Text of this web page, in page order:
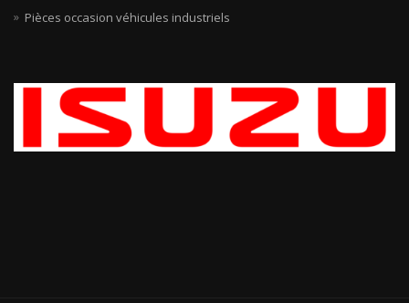
Pièces occasion véhicules industriels